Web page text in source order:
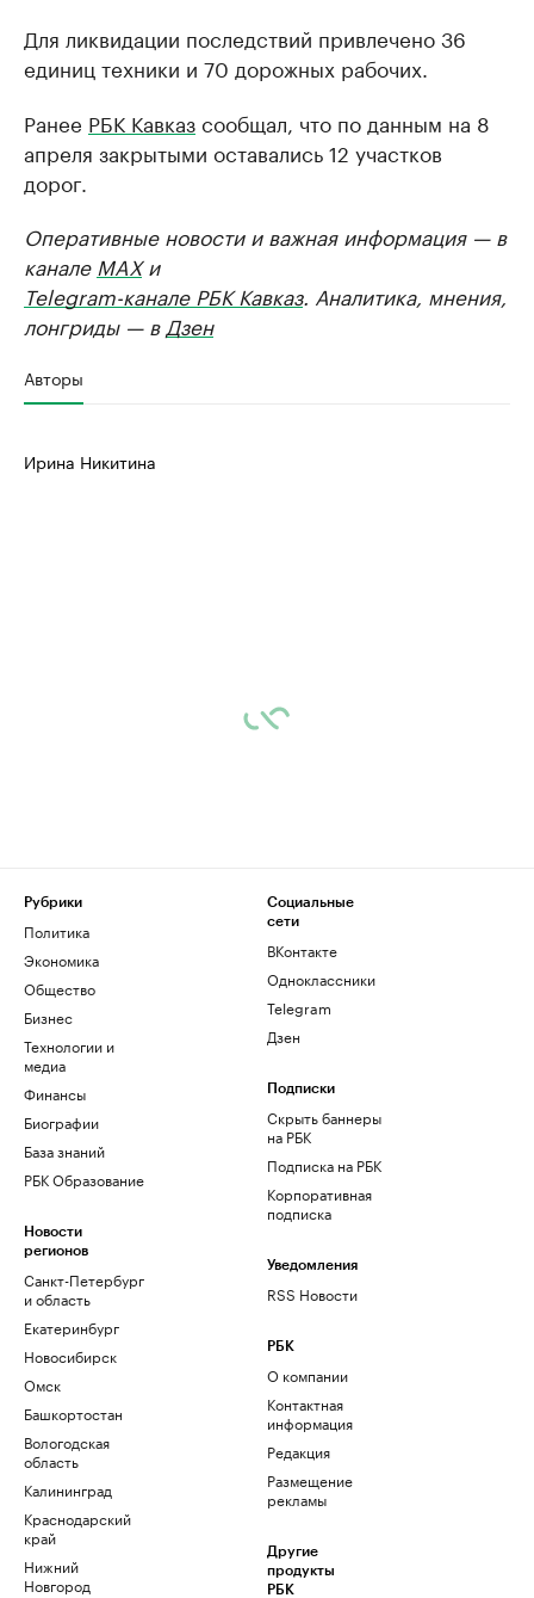
Для ликвидации последствий привлечено 36
единиц техники и 70 дорожных рабочих.
Ранее РБК Кавказсообщал, что по данным на 8
апреля закрытыми оставались 12 участков
дорог.
Оперативные новости и важная информация — в
канале MAXи
Telegram-канале РБК Кавказ. Аналитика, мнения,
лонгриды — в Дзен
Авторы
Ирина Никитина
Рубрики
Политика
Экономика
Общество
Бизнес
Технологии и
медиа
Финансы
Биографии
База знаний
РБК Образование
Новости
регионов
Санкт-Петербург
и область
Екатеринбург
Новосибирск
Омск
Башкортостан
Вологодская
область
Калининград
Краснодарский
край
Нижний
Новгород
Социальные
сети
ВКонтакте
Одноклассники
Telegram
Дзен
Подписки
Скрыть баннеры
на РБК
Подписка на РБК
Корпоративная
подписка
Уведомления
RSS Новости
РБК
О компании
Контактная
информация
Редакция
Размещение
рекламы
Другие
продукты
РБК